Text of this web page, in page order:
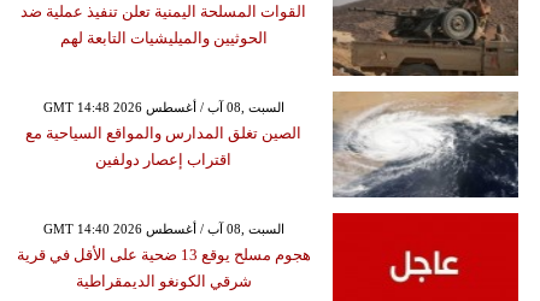
القوات المسلحة اليمنية تعلن تنفيذ عملية ضد
الحوثيين والميليشيات التابعة لهم
GMT 14:48 2026 السبت ,08 آب / أغسطس
الصين تغلق المدارس والمواقع السياحية مع
اقتراب إعصار دولفين
GMT 14:40 2026 السبت ,08 آب / أغسطس
هجوم مسلح يوقع 13 ضحية على الأقل في قرية
شرقي الكونغو الديمقراطية